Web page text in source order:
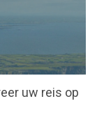
uw reis op